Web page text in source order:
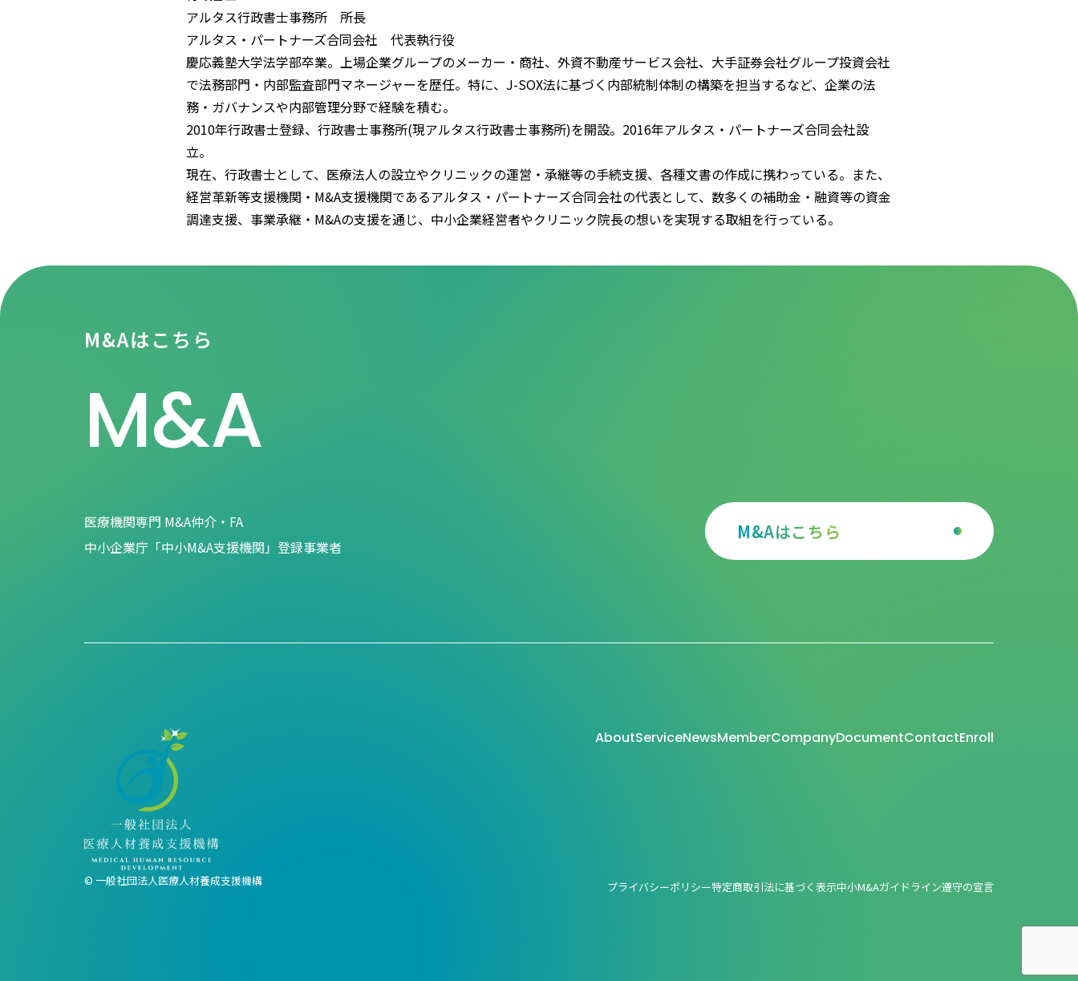
アルタス行政書士事務所 所長
アルタス・パートナーズ合同会社 代表執行役
慶応義塾大学法学部卒業。上場企業グループのメーカー・商社、外資不動産サービス会社、大手証券会社グループ投資会社
で法務部門・内部監査部門マネージャーを歴任。特に、J-SOX法に基づく内部統制体制の構築を担当するなど、企業の法
務・ガバナンスや内部管理分野で経験を積む。
2010年行政書士登録、行政書士事務所(現アルタス行政書士事務所)を開設。2016年アルタス・パートナーズ合同会社設
立。
現在、行政書士として、医療法人の設立やクリニックの運営・承継等の手続支援、各種文書の作成に携わっている。また、
経営革新等支援機関・M&A支援機関であるアルタス・パートナーズ合同会社の代表として、数多くの補助金・融資等の資金
調達支援、事業承継・M&Aの支援を通じ、中小企業経営者やクリニック院長の想いを実現する取組を行っている。
M&Aはこちら
M&A
医療機関専門 M&A仲介・FA
中小企業庁「中小M&A支援機関」登録事業者
M&Aはこちら
AboutServiceNewsMemberCompanyDocumentContactEnroll
© 一般社団法人医療人材養成支援機構 プライバシーポリシー特定商取引法に基づく表示中小M&Aガイドライン遵守の宣言
会社概要
Company
Document
お問い合わせ
Contact